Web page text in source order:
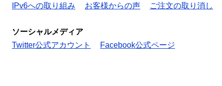
IPv6への取り組み
お客様からの声 ご注文の取り消し
ソーシャルメディア
Twitter公式アカウント
Facebook公式ページ